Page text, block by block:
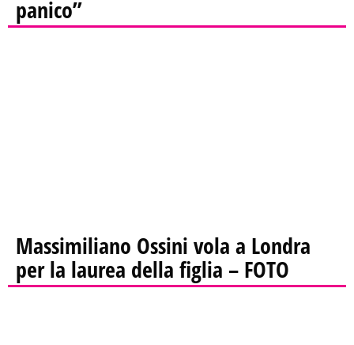
panico”
Massimiliano Ossini vola a Londra
per la laurea della figlia – FOTO